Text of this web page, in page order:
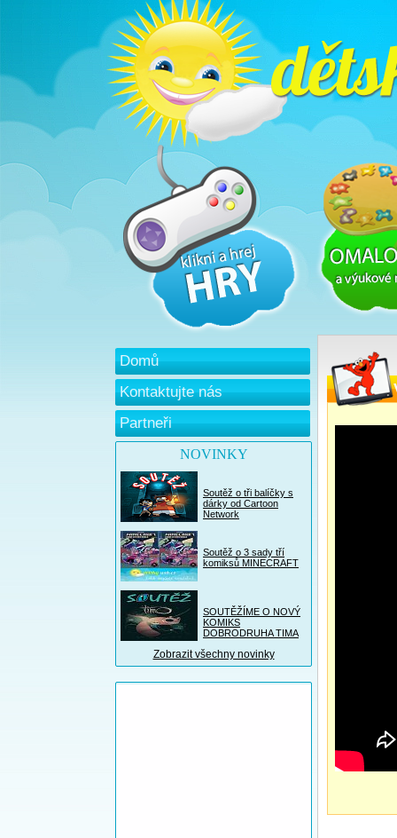
Domů
Kontaktujte nás
Partneři
NOVINKY
Soutěž o tři balíčky s
dárky od Cartoon
Network
Soutěž o 3 sady tří
komiksů MINECRAFT
SOUTĚŽÍME O NOVÝ
KOMIKS
DOBRODRUHA TIMA
Zobrazit všechny novinky